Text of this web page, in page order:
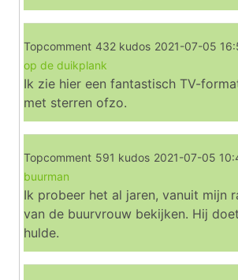
Topcomment 432 kudos 2021-07-05
op de duikplank
Ik zie hier een fantastisch TV-
met sterren ofzo.
Topcomment 591 kudos 2021-07-05
buurman
Ik probeer het al jaren, vanuit mijn
van de buurvrouw bekijken. Hij
hulde.